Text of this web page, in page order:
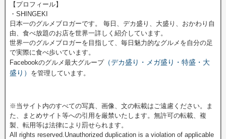
【プロフィール】
・SHINGEKI
日本一のグルメブロガーです。 毎日、デカ盛り、大盛り、おかわり自
由、食べ放題のお店を世界一詳しく紹介しています。
世界一のグルメブロガーを目指して、毎日魅力的なグルメを自分の足
で実際に食べ歩いています。
Facebookのグルメ最大グループ（デカ盛り・メガ盛り・特盛・大
盛り） を管理しています。
※当サイト内のすべての写真、画像、文の転載はご遠慮ください。ま
た、まとめサイト等への引用を厳禁いたします。無許可の転載、複
製、転用等は法律により罰せられます。
All rights reserved.Unauthorized duplication is a violation of applicable